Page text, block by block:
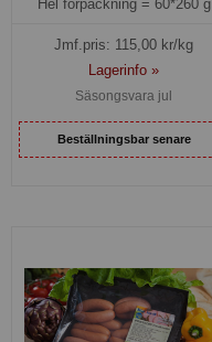
Hel förpackning = 60*260 g
Jmf.pris: 115,00 kr/kg
Lagerinfo »
Säsongsvara jul
Beställningsbar senare